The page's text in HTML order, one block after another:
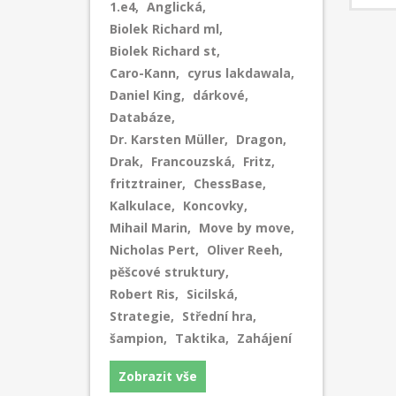
věku
1.e4, Anglická,
Biolek Richard ml,
Biolek Richard st,
Caro-Kann, cyrus lakdawala,
Daniel King, dárkové,
Databáze,
Dr. Karsten Müller, Dragon,
Drak, Francouzská, Fritz,
fritztrainer, ChessBase,
Kalkulace, Koncovky,
Mihail Marin, Move by move,
Nicholas Pert, Oliver Reeh,
pěšcové struktury,
Robert Ris, Sicilská,
Strategie, Střední hra,
šampion, Taktika, Zahájení
Zobrazit vše